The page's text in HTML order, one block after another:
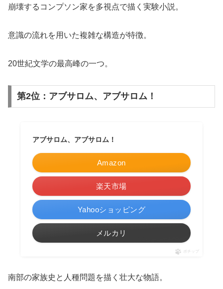
崩壊するコンプソン家を多視点で描く実験小説。
意識の流れを用いた複雑な構造が特徴。
20世紀文学の最高峰の一つ。
第2位：アブサロム、アブサロム！
アブサロム、アブサロム！
Amazon
楽天市場
Yahooショッピング
メルカリ
ポチップ
南部の家族史と人種問題を描く壮大な物語。